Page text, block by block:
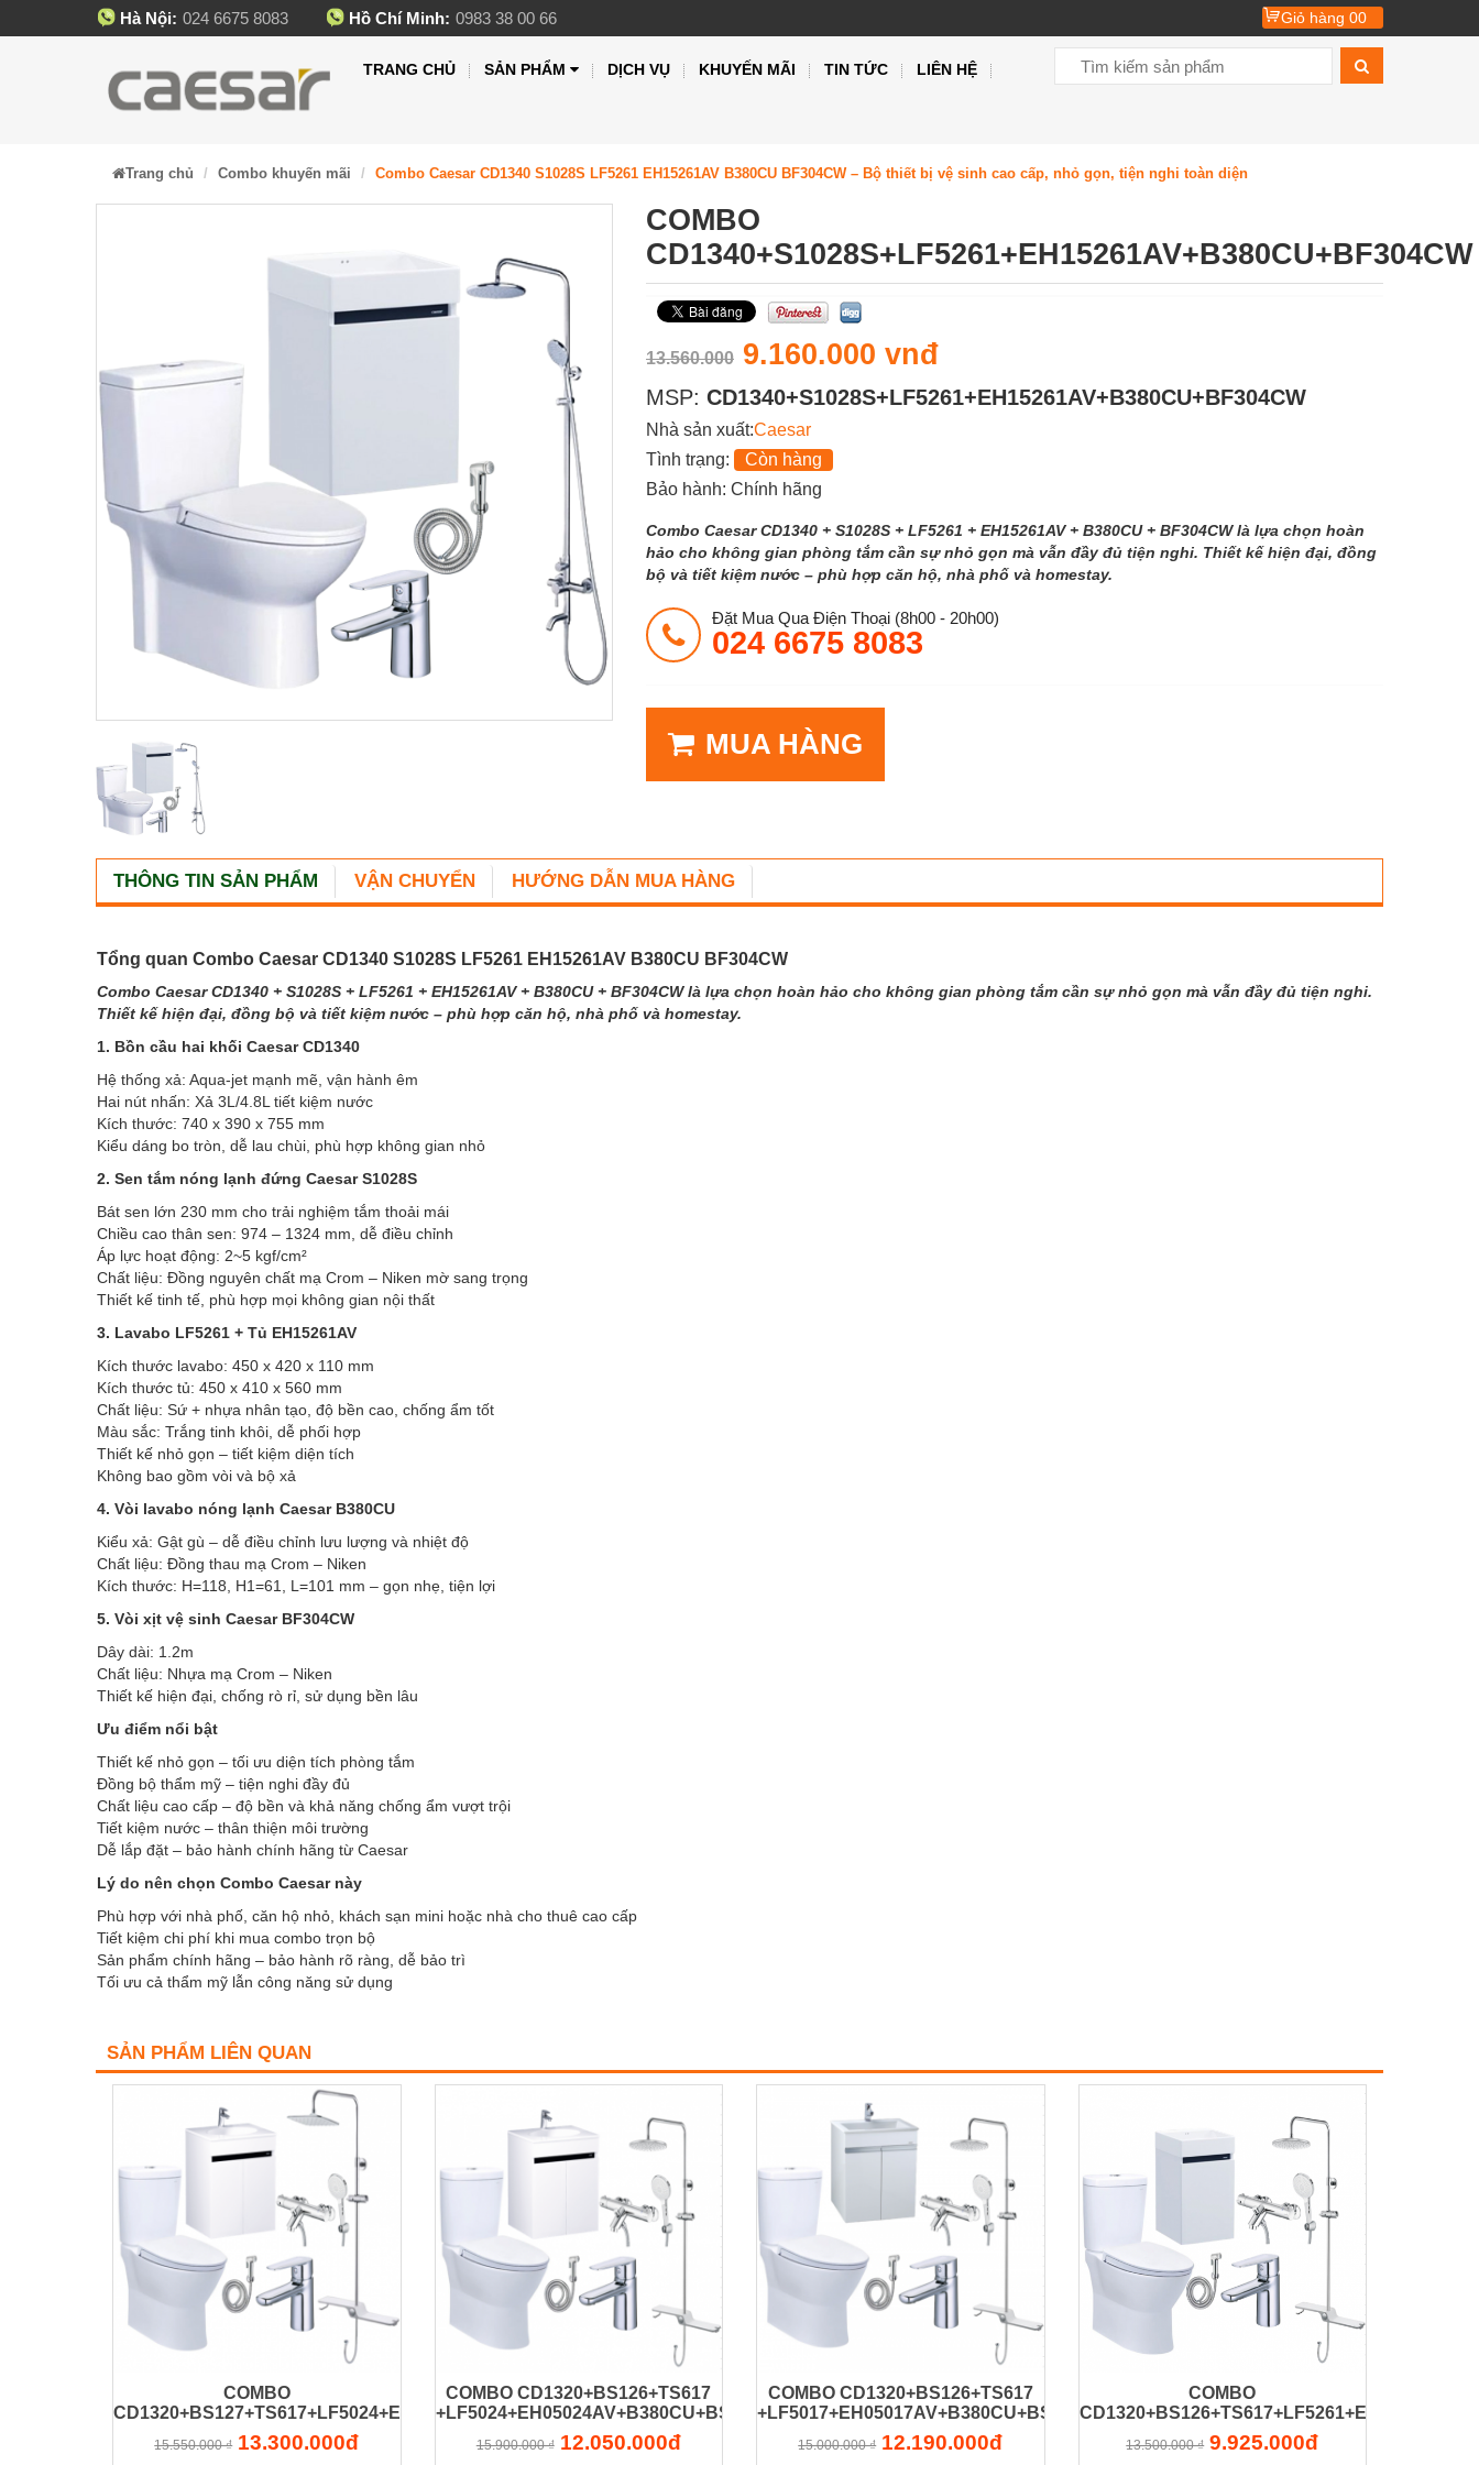
Hà Nội: 024 6675 8083 Hồ Chí Minh: 0983 38 00 66 Giỏ hàng 00
TRANG CHỦ SẢN PHẨM DỊCH VỤ KHUYẾN MÃI TIN TỨC LIÊN HỆ
Trang chủ Combo khuyến mãi Combo Caesar CD1340 S1028S LF5261 EH15261AV B380CU BF304CW – Bộ thiết bị vệ sinh cao cấp, nhỏ gọn, tiện nghi toàn diện
COMBO
CD1340+S1028S+LF5261+EH15261AV+B380CU+BF304CW
13.560.000 9.160.000 vnđ
MSP: CD1340+S1028S+LF5261+EH15261AV+B380CU+BF304CW
Nhà sản xuất:Caesar
Tình trạng:
Còn hàng
Bảo hành: Chính hãng
Combo Caesar CD1340 + S1028S + LF5261 + EH15261AV + B380CU + BF304CW là lựa chọn hoàn
hảo cho không gian phòng tắm cần sự nhỏ gọn mà vẫn đầy đủ tiện nghi. Thiết kế hiện đại, đồng
bộ và tiết kiệm nước – phù hợp căn hộ, nhà phố và homestay.
Đặt Mua Qua Điện Thoại (8h00 - 20h00)
024 6675 8083
MUA HÀNG
THÔNG TIN SẢN PHẨM VẬN CHUYỂN HƯỚNG DẪN MUA HÀNG
Tổng quan Combo Caesar CD1340 S1028S LF5261 EH15261AV B380CU BF304CW
Combo Caesar CD1340 + S1028S + LF5261 + EH15261AV + B380CU + BF304CW là lựa chọn hoàn hảo cho không gian phòng tắm cần sự nhỏ gọn mà vẫn đầy đủ tiện nghi.
Thiết kế hiện đại, đồng bộ và tiết kiệm nước – phù hợp căn hộ, nhà phố và homestay.
1. Bồn cầu hai khối Caesar CD1340
Hệ thống xả: Aqua-jet mạnh mẽ, vận hành êm
Hai nút nhấn: Xả 3L/4.8L tiết kiệm nước
Kích thước: 740 x 390 x 755 mm
Kiểu dáng bo tròn, dễ lau chùi, phù hợp không gian nhỏ
2. Sen tắm nóng lạnh đứng Caesar S1028S
Bát sen lớn 230 mm cho trải nghiệm tắm thoải mái
Chiều cao thân sen: 974 – 1324 mm, dễ điều chỉnh
Áp lực hoạt động: 2~5 kgf/cm²
Chất liệu: Đồng nguyên chất mạ Crom – Niken mờ sang trọng
Thiết kế tinh tế, phù hợp mọi không gian nội thất
3. Lavabo LF5261 + Tủ EH15261AV
Kích thước lavabo: 450 x 420 x 110 mm
Kích thước tủ: 450 x 410 x 560 mm
Chất liệu: Sứ + nhựa nhân tạo, độ bền cao, chống ẩm tốt
Màu sắc: Trắng tinh khôi, dễ phối hợp
Thiết kế nhỏ gọn – tiết kiệm diện tích
Không bao gồm vòi và bộ xả
4. Vòi lavabo nóng lạnh Caesar B380CU
Kiểu xả: Gật gù – dễ điều chỉnh lưu lượng và nhiệt độ
Chất liệu: Đồng thau mạ Crom – Niken
Kích thước: H=118, H1=61, L=101 mm – gọn nhẹ, tiện lợi
5. Vòi xịt vệ sinh Caesar BF304CW
Dây dài: 1.2m
Chất liệu: Nhựa mạ Crom – Niken
Thiết kế hiện đại, chống rò rỉ, sử dụng bền lâu
Ưu điểm nổi bật
Thiết kế nhỏ gọn – tối ưu diện tích phòng tắm
Đồng bộ thẩm mỹ – tiện nghi đầy đủ
Chất liệu cao cấp – độ bền và khả năng chống ẩm vượt trội
Tiết kiệm nước – thân thiện môi trường
Dễ lắp đặt – bảo hành chính hãng từ Caesar
Lý do nên chọn Combo Caesar này
Phù hợp với nhà phố, căn hộ nhỏ, khách sạn mini hoặc nhà cho thuê cao cấp
Tiết kiệm chi phí khi mua combo trọn bộ
Sản phẩm chính hãng – bảo hành rõ ràng, dễ bảo trì
Tối ưu cả thẩm mỹ lẫn công năng sử dụng
SẢN PHẨM LIÊN QUAN
COMBO
CD1320+BS127+TS617+LF5024+EH15024AV+B380CU+BS304CW
15.550.000 ₫ 13.300.000đ
COMBO CD1320+BS126+TS617
+LF5024+EH05024AV+B380CU+BS304CW
15.900.000 ₫ 12.050.000đ
COMBO CD1320+BS126+TS617
+LF5017+EH05017AV+B380CU+BS304CW
15.000.000 ₫ 12.190.000đ
COMBO
13.500.000 ₫ 9.925.000đ